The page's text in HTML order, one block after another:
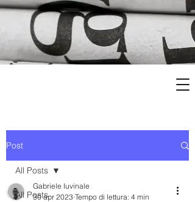
Post
All Posts
All Posts
Gabriele Iuvinale
30 apr 2023 Tempo di lettura: 4 min